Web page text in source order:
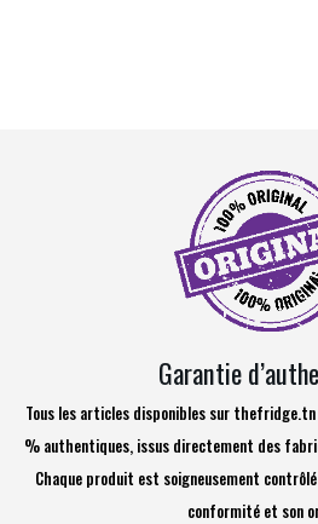
Garantie
Tous les articles disponibles sur
% authentiques, issus directement des
Chaque produit est soigneusement
conformité et son